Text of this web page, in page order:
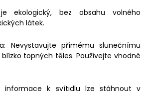
ekologický, bez obsahu volného
látek.
Nevystavujte přímému slunečnímu
topných těles. Používejte vhodné
informace k svítidlu lze stáhnout v